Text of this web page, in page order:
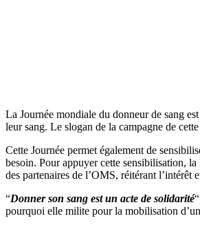
La Journée mondiale du donneur de sang
leur sang. Le slogan de la campagne de
Cette Journée permet également de
besoin. Pour appuyer cette sensibilisation,
des partenaires de l’OMS, réitérant l’intérêt
“Donner son sang est un acte de solidarité
pourquoi elle milite pour la mobilisation